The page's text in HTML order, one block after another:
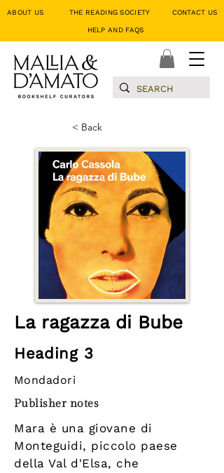
ABOUT US THE READING SOCIETY CONTACT
HELP AND FAQS
< Back
La ragazza di Bube
Heading 3
Mondadori
Publisher notes
Mara è una giovane di
Monteguidi, piccolo paese
della Val d'Elsa, che